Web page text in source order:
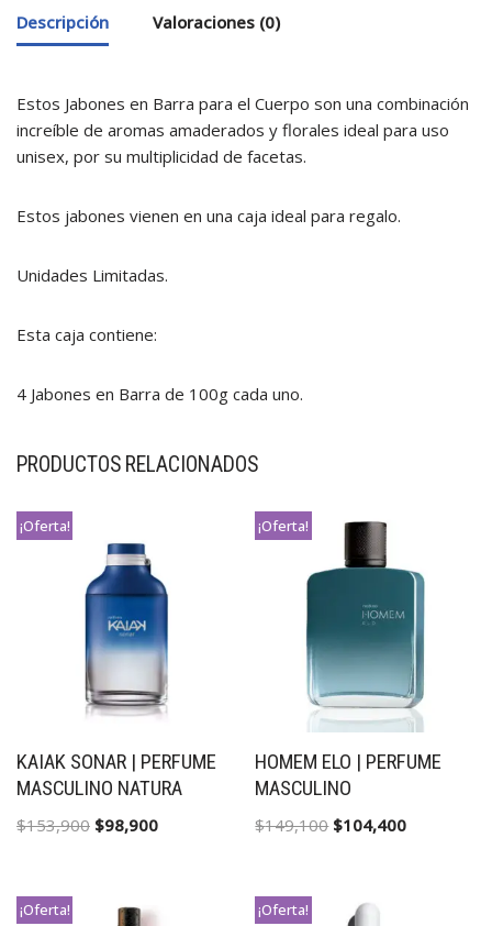
Descripción Valoraciones (0)
Estos Jabones en Barra para el Cuerpo son una combinación
increíble de aromas amaderados y florales ideal para uso
unisex, por su multiplicidad de facetas.
Estos jabones vienen en una caja ideal para regalo.
Unidades Limitadas.
Esta caja contiene:
4 Jabones en Barra de 100g cada uno.
PRODUCTOS RELACIONADOS
¡Oferta!
KAIAK SONAR | PERFUME
MASCULINO NATURA
$153,900 $98,900
¡Oferta!
HOMEM ELO | PERFUME
MASCULINO
$149,100 $104,400
¡Oferta! ¡Oferta!